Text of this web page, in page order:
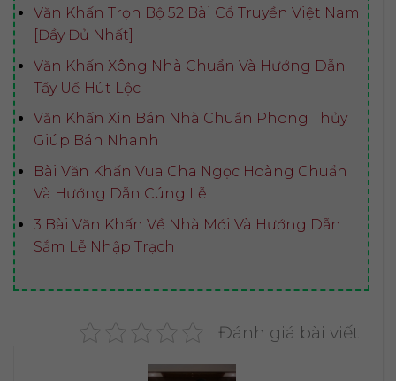
Văn Khấn Trọn Bộ 52 Bài Cổ Truyền Việt Nam
[Đầy Đủ Nhất]
Văn Khấn Xông Nhà Chuẩn Và Hướng Dẫn
Tẩy Uế Hút Lộc
Văn Khấn Xin Bán Nhà Chuẩn Phong Thủy
Giúp Bán Nhanh
Bài Văn Khấn Vua Cha Ngọc Hoàng Chuẩn
Và Hướng Dẫn Cúng Lễ
3 Bài Văn Khấn Về Nhà Mới Và Hướng Dẫn
Sắm Lễ Nhập Trạch
Đánh giá bài viết